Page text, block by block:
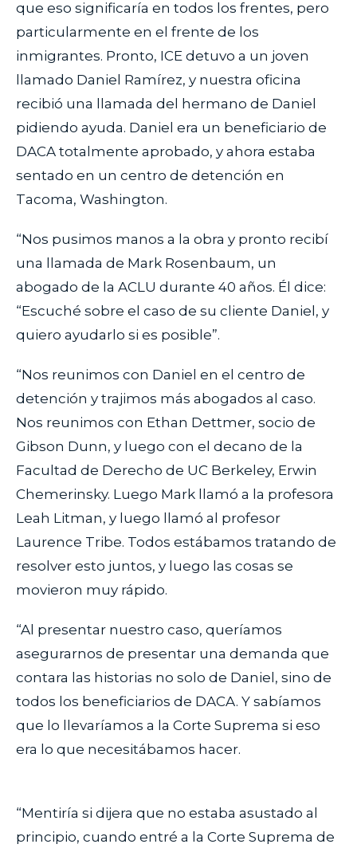
que eso significaría en todos los frentes, pero
particularmente en el frente de los
inmigrantes. Pronto, ICE detuvo a un joven
llamado Daniel Ramírez, y nuestra oficina
recibió una llamada del hermano de Daniel
pidiendo ayuda. Daniel era un beneficiario de
DACA totalmente aprobado, y ahora estaba
sentado en un centro de detención en
Tacoma, Washington.
“Nos pusimos manos a la obra y pronto recibí
una llamada de Mark Rosenbaum, un
abogado de la ACLU durante 40 años. Él dice:
“Escuché sobre el caso de su cliente Daniel, y
quiero ayudarlo si es posible”.
“Nos reunimos con Daniel en el centro de
detención y trajimos más abogados al caso.
Nos reunimos con Ethan Dettmer, socio de
Gibson Dunn, y luego con el decano de la
Facultad de Derecho de UC Berkeley, Erwin
Chemerinsky. Luego Mark llamó a la profesora
Leah Litman, y luego llamó al profesor
Laurence Tribe. Todos estábamos tratando de
resolver esto juntos, y luego las cosas se
movieron muy rápido.
“Al presentar nuestro caso, queríamos
asegurarnos de presentar una demanda que
contara las historias no solo de Daniel, sino de
todos los beneficiarios de DACA. Y sabíamos
que lo llevaríamos a la Corte Suprema si eso
era lo que necesitábamos hacer.
“Mentiría si dijera que no estaba asustado al
principio, cuando entré a la Corte Suprema de